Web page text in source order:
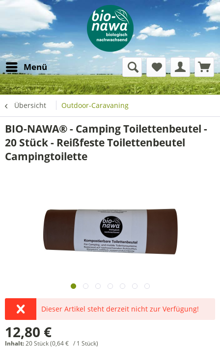
Menü
Übersicht Outdoor-Caravaning
BIO-NAWA® - Camping Toilettenbeutel -
20 Stück - Reißfeste Toilettenbeutel
Campingtoilette
Dieser Artikel steht derzeit nicht zur Verfügung!
12,80 €
Inhalt:20 Stück (0,64 € / 1 Stück)